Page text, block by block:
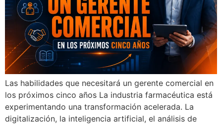
Las habilidades que necesitará un gerente comercial en
los próximos cinco años La industria farmacéutica está
experimentando una transformación acelerada. La
digitalización, la inteligencia artificial, el análisis de